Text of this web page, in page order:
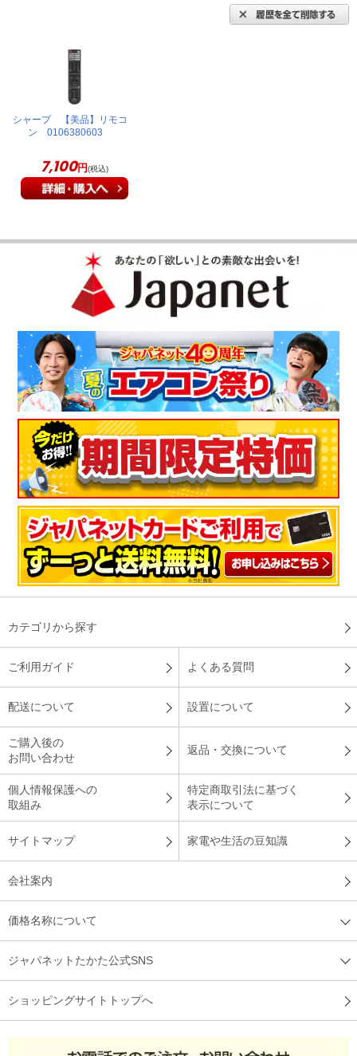
シャープ 【美品】リモコ
ン 0106380603
7,100円(税込)
カテゴリから探す
ご利用ガイド よくある質問
配送について 設置について
ご購入後の
お問い合わせ
返品・交換について
個人情報保護への
取組み
特定商取引法に基づく
表示について
サイトマップ 家電や生活の豆知識
会社案内
価格名称について
ジャパネットたかた公式SNS
ショッピングサイトトップへ